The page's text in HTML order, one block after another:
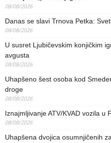
08/08/2026
Danas se slavi Trnova Petka:
08/08/2026
U susret Ljubičevskim konjičkim
avgusta
08/08/2026
Uhapšeno šest osoba kod
droge
08/08/2026
Iznajmljivanje ATV/KVAD vozila u
08/08/2026
Uhapšena dvojica osumnjičenih